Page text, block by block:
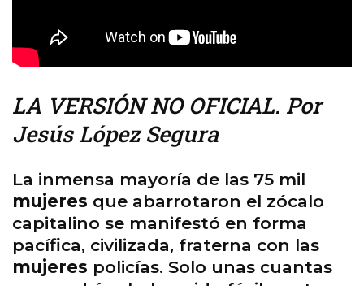
LA VERSIÓN NO OFICIAL. Por
Jesús López Segura
La inmensa mayoría de las 75 mil
mujeres que abarrotaron el zócalo
capitalino se manifestó en forma
pacífica, civilizada, fraterna con las
mujeres policías. Solo unas cuantas